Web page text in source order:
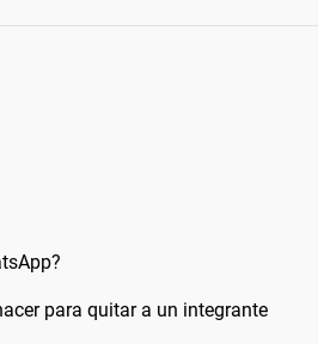
para quitar a un integrante